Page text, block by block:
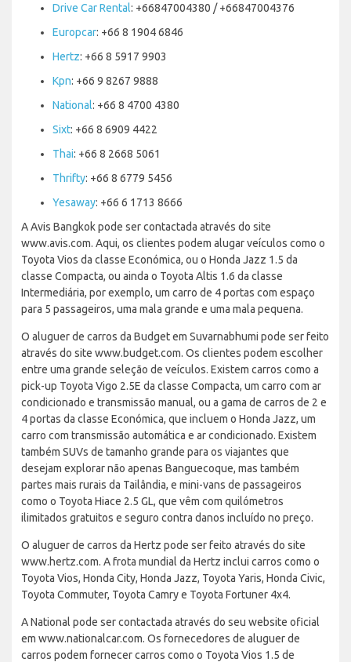
Drive Car Rental: +66847004380 / +66847004376
Europcar: +66 8 1904 6846
Hertz: +66 8 5917 9903
Kpn: +66 9 8267 9888
National: +66 8 4700 4380
Sixt: +66 8 6909 4422
Thai: +66 8 2668 5061
Thrifty: +66 8 6779 5456
Yesaway: +66 6 1713 8666
A Avis Bangkok pode ser contactada através do site
www.avis.com. Aqui, os clientes podem alugar veículos como o
Toyota Vios da classe Económica, ou o Honda Jazz 1.5 da
classe Compacta, ou ainda o Toyota Altis 1.6 da classe
Intermediária, por exemplo, um carro de 4 portas com espaço
para 5 passageiros, uma mala grande e uma mala pequena.
O aluguer de carros da Budget em Suvarnabhumi pode ser feito
através do site www.budget.com. Os clientes podem escolher
entre uma grande seleção de veículos. Existem carros como a
pick-up Toyota Vigo 2.5E da classe Compacta, um carro com ar
condicionado e transmissão manual, ou a gama de carros de 2 e
4 portas da classe Económica, que incluem o Honda Jazz, um
carro com transmissão automática e ar condicionado. Existem
também SUVs de tamanho grande para os viajantes que
desejam explorar não apenas Banguecoque, mas também
partes mais rurais da Tailândia, e mini-vans de passageiros
como o Toyota Hiace 2.5 GL, que vêm com quilómetros
ilimitados gratuitos e seguro contra danos incluído no preço.
O aluguer de carros da Hertz pode ser feito através do site
www.hertz.com. A frota mundial da Hertz inclui carros como o
Toyota Vios, Honda City, Honda Jazz, Toyota Yaris, Honda Civic,
Toyota Commuter, Toyota Camry e Toyota Fortuner 4x4.
A National pode ser contactada através do seu website oficial
em www.nationalcar.com. Os fornecedores de aluguer de
carros podem fornecer carros como o Toyota Vios 1.5 de